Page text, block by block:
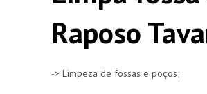
Raposo
-> Limpeza de fossas e poços;